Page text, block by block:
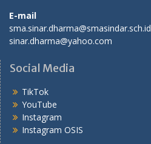
E-mail
sma.sinar.dharma@smasindar.sch.id
sinar.dharma@yahoo.com
Social Media
TikTok
YouTube
Instagram
Instagram OSIS